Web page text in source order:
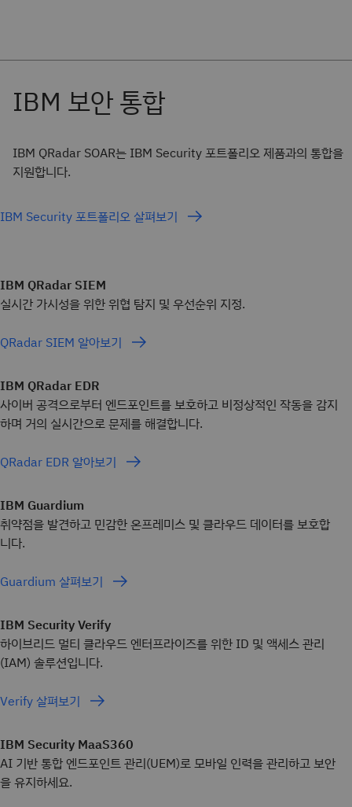
IBM QRadar SOAR는 IBM Security 포트폴리오 제품과의 통합을
지원합니다.
IBM Security 포트폴리오 살펴보기
IBM QRadar SIEM
실시간 가시성을 위한 위협 탐지 및 우선순위 지정.
QRadar SIEM 알아보기
IBM QRadar EDR
사이버 공격으로부터 엔드포인트를 보호하고 비정상적인 작동을 감지
하며 거의 실시간으로 문제를 해결합니다.
QRadar EDR 알아보기
IBM Guardium
취약점을 발견하고 민감한 온프레미스 및 클라우드 데이터를 보호합
니다.
Guardium 살펴보기
IBM Security Verify
하이브리드 멀티 클라우드 엔터프라이즈를 위한 ID 및 액세스 관리
(IAM) 솔루션입니다.
Verify 살펴보기
IBM Security MaaS360
AI 기반 통합 엔드포인트 관리(UEM)로 모바일 인력을 관리하고 보안
을 유지하세요.